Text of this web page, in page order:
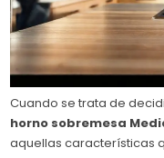
Cuando se trata de
horno sobremesa
aquellas características